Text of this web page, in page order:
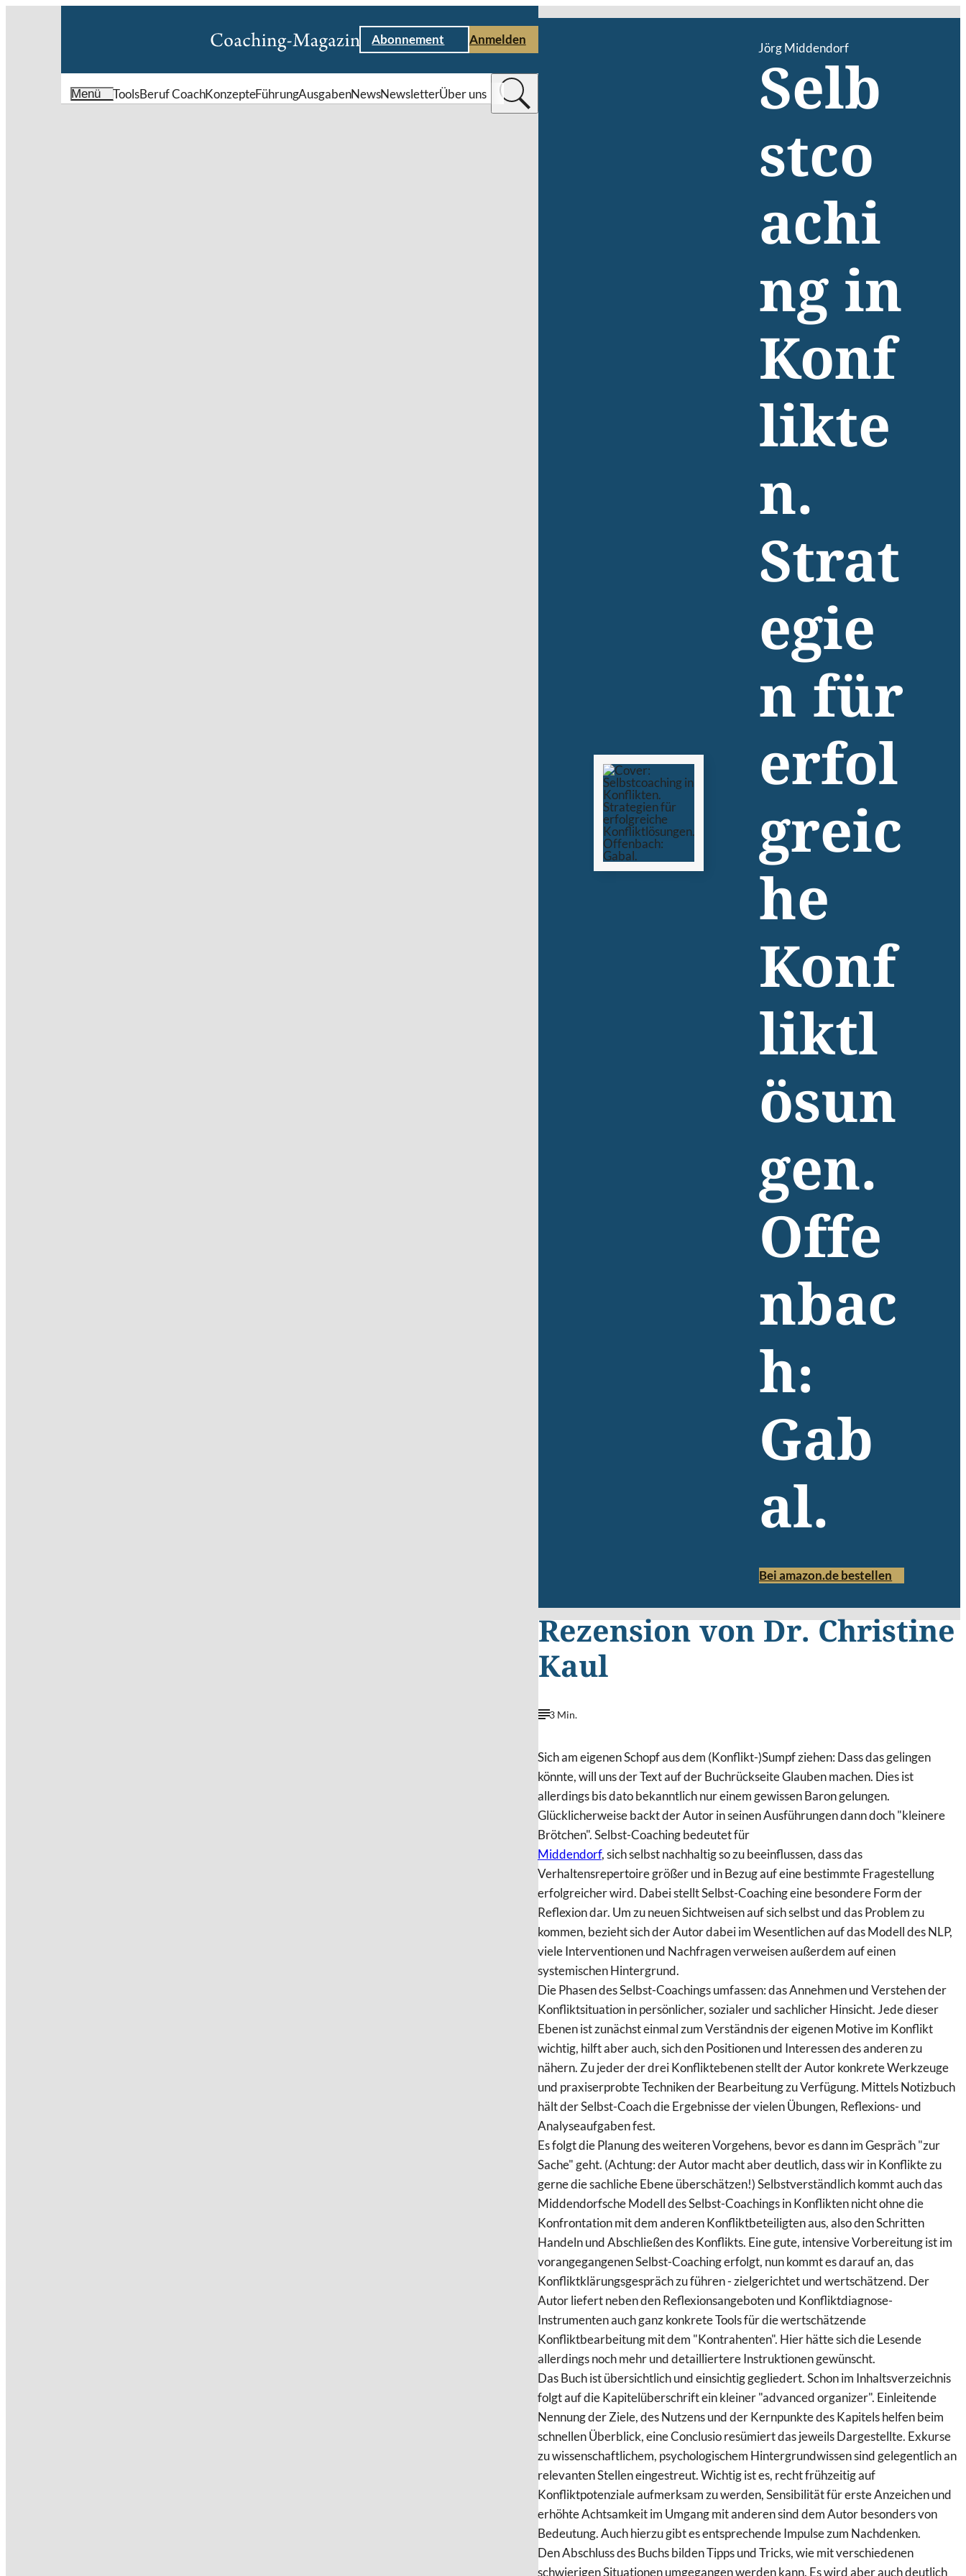
Abonnement Anmelden
Menü ToolsBeruf CoachKonzepteFührungAusgabenNewsNewsletterÜber uns
Jörg Middendorf
Selb
stco
achi
ng in
Konf
likte
n.
Strat
egie
n für
erfol
greic
he
Konf
liktl
ösun
gen.
Offe
nbac
h:
Gab
al.
Bei amazon.de bestellen
Rezension von Dr. Christine
Kaul
3 Min.
Sich am eigenen Schopf aus dem (Konflikt-)Sumpf ziehen: Dass das gelingen
könnte, will uns der Text auf der Buchrückseite Glauben machen. Dies ist
allerdings bis dato bekanntlich nur einem gewissen Baron gelungen.
Glücklicherweise backt der Autor in seinen Ausführungen dann doch "kleinere
Brötchen". Selbst-Coaching bedeutet für
Middendorf, sich selbst nachhaltig so zu beeinflussen, dass das
Verhaltensrepertoire größer und in Bezug auf eine bestimmte Fragestellung
erfolgreicher wird. Dabei stellt Selbst-Coaching eine besondere Form der
Reflexion dar. Um zu neuen Sichtweisen auf sich selbst und das Problem zu
kommen, bezieht sich der Autor dabei im Wesentlichen auf das Modell des NLP,
viele Interventionen und Nachfragen verweisen außerdem auf einen
systemischen Hintergrund.
Die Phasen des Selbst-Coachings umfassen: das Annehmen und Verstehen der
Konfliktsituation in persönlicher, sozialer und sachlicher Hinsicht. Jede dieser
Ebenen ist zunächst einmal zum Verständnis der eigenen Motive im Konflikt
wichtig, hilft aber auch, sich den Positionen und Interessen des anderen zu
nähern. Zu jeder der drei Konfliktebenen stellt der Autor konkrete Werkzeuge
und praxiserprobte Techniken der Bearbeitung zu Verfügung. Mittels Notizbuch
hält der Selbst-Coach die Ergebnisse der vielen Übungen, Reflexions- und
Analyseaufgaben fest.
Es folgt die Planung des weiteren Vorgehens, bevor es dann im Gespräch "zur
Sache" geht. (Achtung: der Autor macht aber deutlich, dass wir in Konflikte zu
gerne die sachliche Ebene überschätzen!) Selbstverständlich kommt auch das
Middendorfsche Modell des Selbst-Coachings in Konflikten nicht ohne die
Konfrontation mit dem anderen Konfliktbeteiligten aus, also den Schritten
Handeln und Abschließen des Konflikts. Eine gute, intensive Vorbereitung ist im
vorangegangenen Selbst-Coaching erfolgt, nun kommt es darauf an, das
Konfliktklärungsgespräch zu führen - zielgerichtet und wertschätzend. Der
Autor liefert neben den Reflexionsangeboten und Konfliktdiagnose-
Instrumenten auch ganz konkrete Tools für die wertschätzende
Konfliktbearbeitung mit dem "Kontrahenten". Hier hätte sich die Lesende
allerdings noch mehr und detailliertere Instruktionen gewünscht.
Das Buch ist übersichtlich und einsichtig gegliedert. Schon im Inhaltsverzeichnis
folgt auf die Kapitelüberschrift ein kleiner "advanced organizer". Einleitende
Nennung der Ziele, des Nutzens und der Kernpunkte des Kapitels helfen beim
schnellen Überblick, eine Conclusio resümiert das jeweils Dargestellte. Exkurse
zu wissenschaftlichem, psychologischem Hintergrundwissen sind gelegentlich an
relevanten Stellen eingestreut. Wichtig ist es, recht frühzeitig auf
Konfliktpotenziale aufmerksam zu werden, Sensibilität für erste Anzeichen und
erhöhte Achtsamkeit im Umgang mit anderen sind dem Autor besonders von
Bedeutung. Auch hierzu gibt es entsprechende Impulse zum Nachdenken.
Den Abschluss des Buchs bilden Tipps und Tricks, wie mit verschiedenen
schwierigen Situationen umgegangen werden kann. Es wird aber auch deutlich